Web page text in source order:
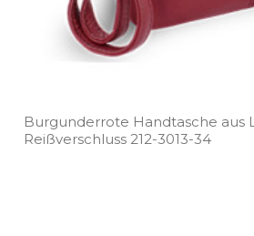
Burgunderrote Handtasche aus
Reißverschluss 212­-3013­-34